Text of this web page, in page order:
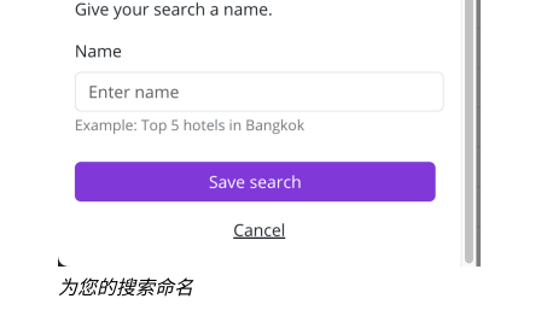
为您的搜索命名